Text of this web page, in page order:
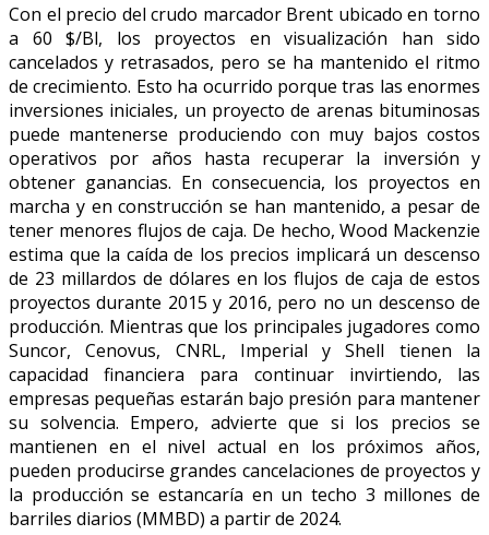
Con el precio del crudo marcador Brent ubicado en torno
a 60 $/Bl, los proyectos en visualización han sido
cancelados y retrasados, pero se ha mantenido el ritmo
de crecimiento. Esto ha ocurrido porque tras las enormes
inversiones iniciales, un proyecto de arenas bituminosas
puede mantenerse produciendo con muy bajos costos
operativos por años hasta recuperar la inversión y
obtener ganancias. En consecuencia, los proyectos en
marcha y en construcción se han mantenido, a pesar de
tener menores flujos de caja. De hecho, Wood Mackenzie
estima que la caída de los precios implicará un descenso
de 23 millardos de dólares en los flujos de caja de estos
proyectos durante 2015 y 2016, pero no un descenso de
producción. Mientras que los principales jugadores como
Suncor, Cenovus, CNRL, Imperial y Shell tienen la
capacidad financiera para continuar invirtiendo, las
empresas pequeñas estarán bajo presión para mantener
su solvencia. Empero, advierte que si los precios se
mantienen en el nivel actual en los próximos años,
pueden producirse grandes cancelaciones de proyectos y
la producción se estancaría en un techo 3 millones de
barriles diarios (MMBD) a partir de 2024.